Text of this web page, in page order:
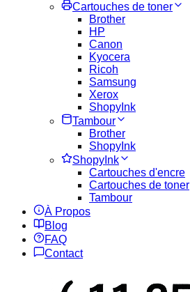
Cartouches de toner
Brother
HP
Canon
Kyocera
Ricoh
Samsung
Xerox
ShopyInk
Tambour
Brother
ShopyInk
ShopyInk
Cartouches d'encre
Cartouches de toner
Tambour
À Propos
Blog
FAQ
Contact